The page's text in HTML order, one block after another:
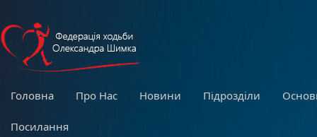
Головна Про Нас Новини Підрозділи
Посилання